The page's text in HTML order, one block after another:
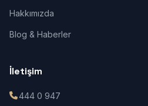
Hakkımızda
Blog & Haberler
İletişim
444 0 947